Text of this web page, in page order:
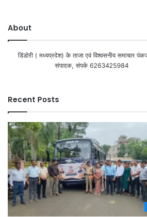
About
डिंडोरी ( मध्यप्रदेश) के ताजा एवं विश्वसनीय समाचार
संपादक, संपर्क 6263425984
Recent Posts